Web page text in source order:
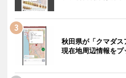
秋田県が「クマダ
現在地周辺情報をプ